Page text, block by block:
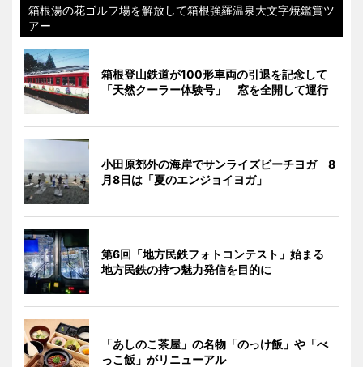
箱根湯の花ゴルフ場を解放して箱根強羅温泉大文字焼鑑賞ツ
アー
箱根登山鉄道が100形車両の引退を記念して
「天然クーラー体験号」 窓を全開して運行
小田原郊外の海岸でサンライズビーチヨガ 8
月8日は「夏のエンジョイヨガ」
第6回「地方民鉄フォトコンテスト」始まる
地方民鉄の持つ魅力発信を目的に
「あしのこ茶屋」の名物「のっけ飯」や「べ
っこ飯」がリニューアル